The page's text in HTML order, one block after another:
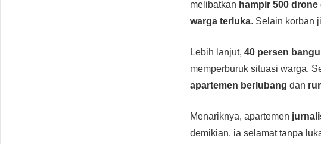
melibatkan hampir 500 drone
warga terluka. Selain korban
Lebih lanjut,40 persen
memperburuk situasi warga.
apartemen berlubang dan
Menariknya, apartemen
demikian, ia selamat tanpa